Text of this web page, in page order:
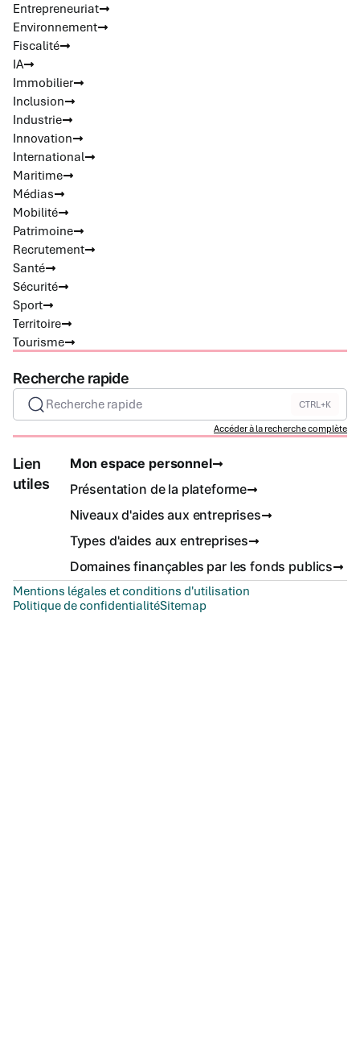
Entrepreneuriat
Environnement
Fiscalité
IA
Immobilier
Inclusion
Industrie
Innovation
International
Maritime
Médias
Mobilité
Patrimoine
Recrutement
Santé
Sécurité
Sport
Territoire
Tourisme
Recherche rapide
Recherche rapide CTRL+K
Accéder à la recherche complète
Lien
utiles
Mon espace personnel
Présentation de la plateforme
Niveaux d'aides aux entreprises
Types d'aides aux entreprises
Domaines finançables par les fonds publics
Mentions légales et conditions d'utilisation
Politique de confidentialitéSitemap